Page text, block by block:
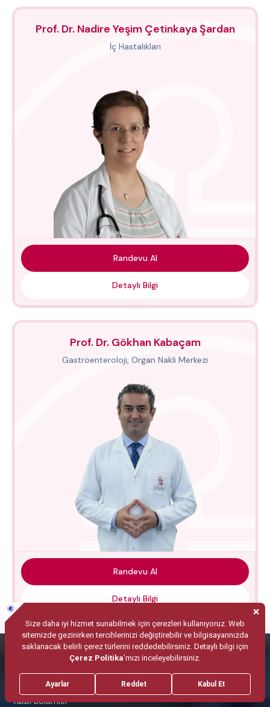
Prof. Dr. Nadire Yeşim Çetinkaya Şardan
İç Hastalıkları
Randevu Al
Detaylı Bilgi
Prof. Dr. Gökhan Kabaçam
Gastroenteroloji, Organ Nakli Merkezi
Randevu Al
Detaylı Bilgi
Tıbbi Bölümler